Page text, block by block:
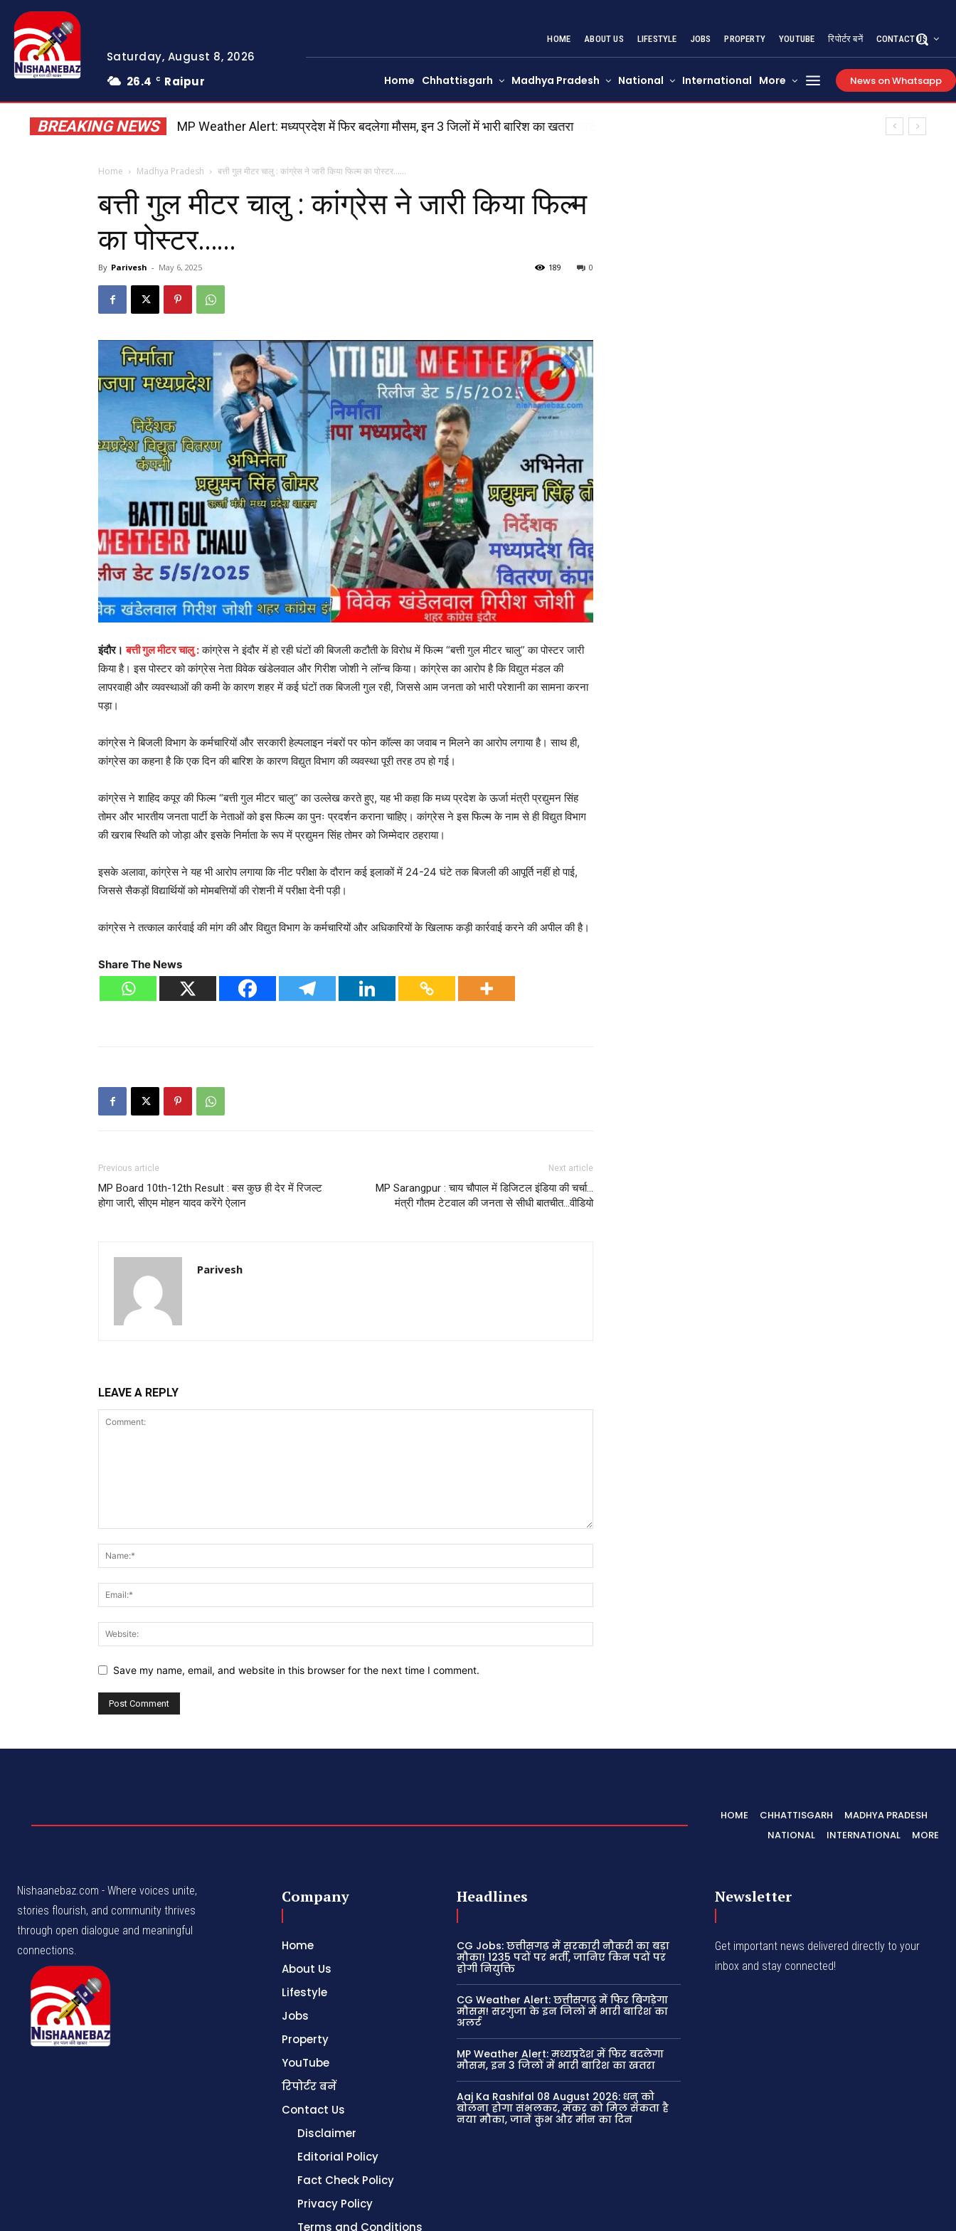
Saturday, August 8, 2026
26.4
C Raipur
HOME ABOUT US LIFESTYLE JOBS PROPERTY YOUTUBE रिपोर्टर बनें CONTACT US
Home Chhattisgarh Madhya Pradesh National International More News on Whatsapp
BREAKING NEWS MP Weather Alert: मध्यप्रदेश में फिर बदलेगा मौसम, इन 3 जिलों में भारी बारिश का खतरा
Home Madhya Pradesh बत्ती गुल मीटर चालु : कांग्रेस ने जारी किया फिल्म का पोस्टर……
बत्ती गुल मीटर चालु : कांग्रेस ने जारी किया फिल्म
का पोस्टर……
By Parivesh - May 6, 2025 0
189
इंदौर। बत्ती गुल मीटर चालु : कांग्रेस ने इंदौर में हो रही घंटों की बिजली कटौती के विरोध में फिल्म “बत्ती गुल मीटर चालु” का पोस्टर जारी
किया है। इस पोस्टर को कांग्रेस नेता विवेक खंडेलवाल और गिरीश जोशी ने लॉन्च किया। कांग्रेस का आरोप है कि विद्युत मंडल की
लापरवाही और व्यवस्थाओं की कमी के कारण शहर में कई घंटों तक बिजली गुल रही, जिससे आम जनता को भारी परेशानी का सामना करना
पड़ा।
कांग्रेस ने बिजली विभाग के कर्मचारियों और सरकारी हेल्पलाइन नंबरों पर फोन कॉल्स का जवाब न मिलने का आरोप लगाया है। साथ ही,
कांग्रेस का कहना है कि एक दिन की बारिश के कारण विद्युत विभाग की व्यवस्था पूरी तरह ठप हो गई।
कांग्रेस ने शाहिद कपूर की फिल्म “बत्ती गुल मीटर चालु” का उल्लेख करते हुए, यह भी कहा कि मध्य प्रदेश के ऊर्जा मंत्री प्रद्युमन सिंह
तोमर और भारतीय जनता पार्टी के नेताओं को इस फिल्म का पुनः प्रदर्शन कराना चाहिए। कांग्रेस ने इस फिल्म के नाम से ही विद्युत विभाग
की खराब स्थिति को जोड़ा और इसके निर्माता के रूप में प्रद्युमन सिंह तोमर को जिम्मेदार ठहराया।
इसके अलावा, कांग्रेस ने यह भी आरोप लगाया कि नीट परीक्षा के दौरान कई इलाकों में 24-24 घंटे तक बिजली की आपूर्ति नहीं हो पाई,
जिससे सैकड़ों विद्यार्थियों को मोमबत्तियों की रोशनी में परीक्षा देनी पड़ी।
कांग्रेस ने तत्काल कार्रवाई की मांग की और विद्युत विभाग के कर्मचारियों और अधिकारियों के खिलाफ कड़ी कार्रवाई करने की अपील की है।
Share The News
Previous article
MP Board 10th-12th Result : बस कुछ ही देर में रिजल्ट
होगा जारी, सीएम मोहन यादव करेंगे ऐलान
Next article
MP Sarangpur : चाय चौपाल में डिजिटल इंडिया की चर्चा…
मंत्री गौतम टेटवाल की जनता से सीधी बातचीत…वीडियो
Parivesh
LEAVE A REPLY
Save my name, email, and website in this browser for the next time I comment.
HOME CHHATTISGARH
MADHYA PRADESH
NATIONAL
INTERNATIONAL MORE
Nishaanebaz.com - Where voices unite,
stories flourish, and community thrives
through open dialogue and meaningful
connections.
Company
Home
About Us
Lifestyle
Jobs
Property
YouTube
रिपोर्टर बनें
Contact Us
Disclaimer
Editorial Policy
Fact Check Policy
Privacy Policy
Terms and Conditions
Headlines
CG Jobs: छत्तीसगढ़ में सरकारी नौकरी का बड़ा
मौका! 1235 पदों पर भर्ती, जानिए किन पदों पर
होगी नियुक्ति
CG Weather Alert: छत्तीसगढ़ में फिर बिगड़ेगा
मौसम! सरगुजा के इन जिलों में भारी बारिश का
अलर्ट
MP Weather Alert: मध्यप्रदेश में फिर बदलेगा
मौसम, इन 3 जिलों में भारी बारिश का खतरा
Aaj Ka Rashifal 08 August 2026: धनु को
बोलना होगा संभलकर, मकर को मिल सकता है
नया मौका, जानें कुंभ और मीन का दिन
Newsletter
Get important news delivered directly to your
inbox and stay connected!